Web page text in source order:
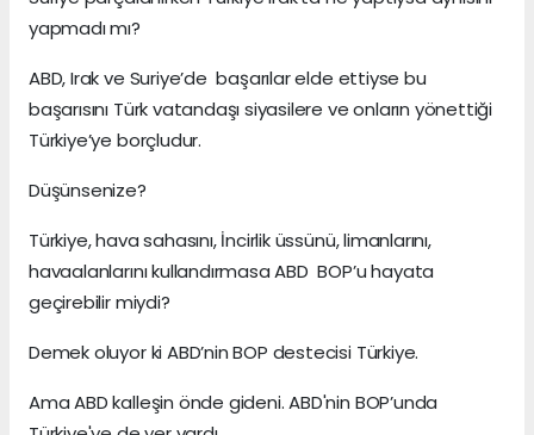
yapmadı mı?
ABD, Irak ve Suriye’de başarılar elde ettiyse bu
başarısını Türk vatandaşı siyasilere ve onların yönettiği
Türkiye’ye borçludur.
Düşünsenize?
Türkiye, hava sahasını, İncirlik üssünü, limanlarını,
havaalanlarını kullandırmasa ABD BOP’u hayata
geçirebilir miydi?
Demek oluyor ki ABD’nin BOP destecisi Türkiye.
Ama ABD kalleşin önde gideni. ABD'nin BOP’unda